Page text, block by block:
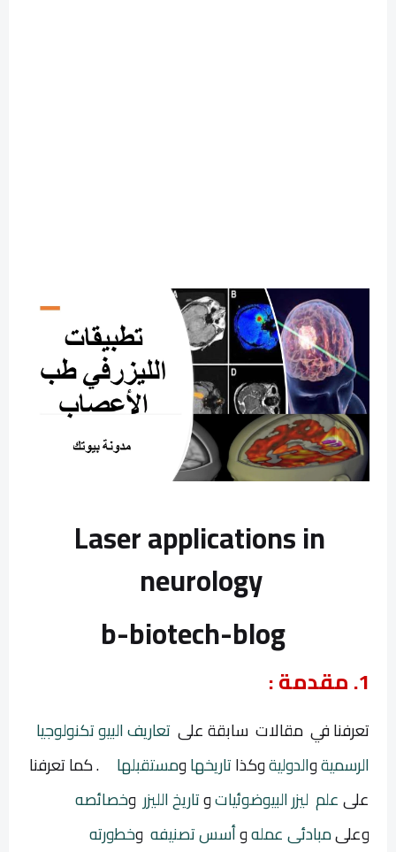
Laser applications in
neurology
b-biotech-blog
1. مقدمة :
تعرفنا في مقالات سابقة على تعاريف البيو تكنولوجيا
الرسميةوالدوليةوكذاتاريخهاومستقبلها
. كما تعرفنا
علىعلم ليزر البيوضوئياتوتاريخ الليزر وخصائصه
وعلىمبادئى عملهوأسس تصنيفه وخطورته